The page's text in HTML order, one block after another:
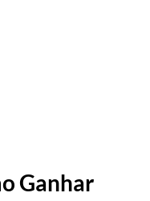
Ganhar